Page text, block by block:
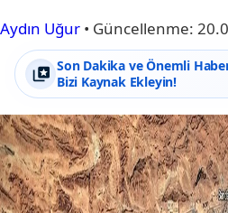
Aydın Uğur • Güncellenme:
Son Dakika ve Önemli
Bizi Kaynak Ekleyin!